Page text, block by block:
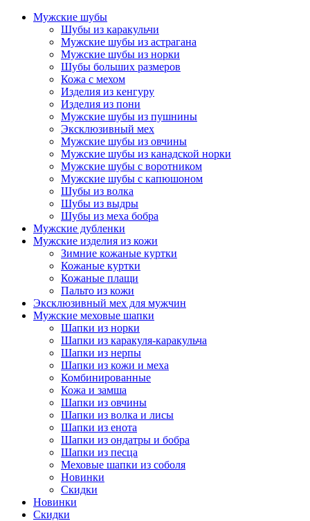
Мужские шубы
Шубы из каракульчи
Мужские шубы из астрагана
Мужские шубы из норки
Шубы больших размеров
Кожа с мехом
Изделия из кенгуру
Изделия из пони
Мужские шубы из пушнины
Эксклюзивный мех
Мужские шубы из овчины
Мужские шубы из канадской норки
Мужские шубы с воротником
Мужские шубы с капюшоном
Шубы из волка
Шубы из выдры
Шубы из меха бобра
Мужские дубленки
Мужские изделия из кожи
Зимние кожаные куртки
Кожаные куртки
Кожаные плащи
Пальто из кожи
Эксклюзивный мех для мужчин
Мужские меховые шапки
Шапки из норки
Шапки из каракуля-каракульча
Шапки из нерпы
Шапки из кожи и меха
Комбинированные
Кожа и замша
Шапки из овчины
Шапки из волка и лисы
Шапки из енота
Шапки из ондатры и бобра
Шапки из песца
Меховые шапки из соболя
Новинки
Скидки
Новинки
Скидки